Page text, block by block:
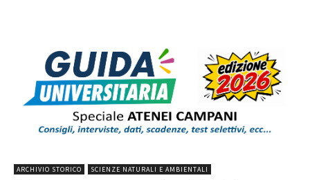
ARCHIVIO STORICO SCIENZE NATURALI E AMBIENTALI